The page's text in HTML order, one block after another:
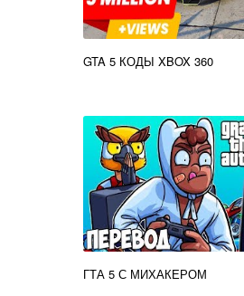
GTA 5 КОДЫ XBOX 360
ГТА 5 С МИХАКЕРОМ